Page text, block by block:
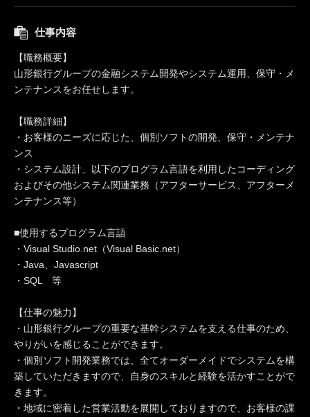
仕事内容
【職務概要】
山形銀行グループの金融システム開発やシステム運用、保守・メ
ンテナンスをお任せします。
【職務詳細】
・お客様のニーズに応じた、個別ソフトの開発、保守・メンテナ
ンス
・システム設計、以下のプログラム言語を利用したコーディング
およびその他システム関連業務（アフターサービス、アフターメ
ンテナンス等）
■使用するプログラム言語
・Visual Studio.net（Visual Basic.net）
・Java、Javascript
・SQL 等
【仕事の魅力】
・山形銀行グループの重要な基幹システムを支える仕事のため、
やりがいを感じることができます。
・個別ソフト開発業務では、全てオーダーメイドでシステムを構
築していただきますので、自身のスキルと経験を活かすことがで
きます。
・地域に密着した営業活動を展開しておりますので、お客様の課